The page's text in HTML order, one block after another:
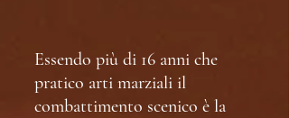
Essendo più di 16 anni che
pratico arti marziali il
combattimento scenico è la